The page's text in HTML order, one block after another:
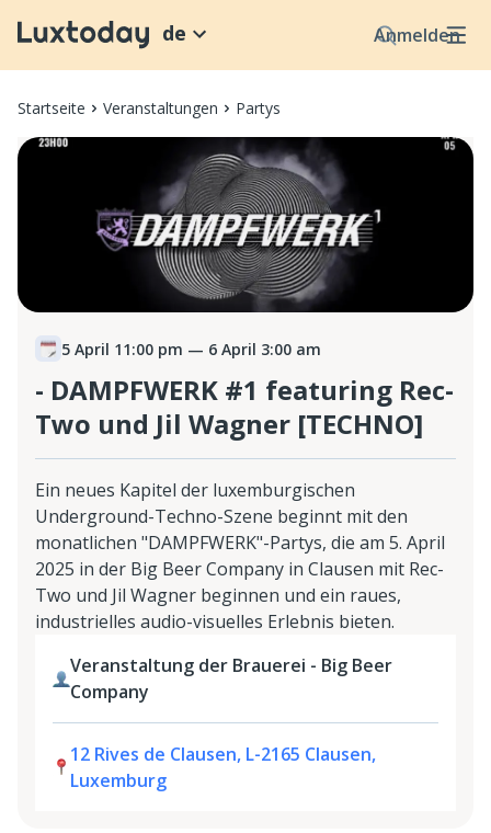
Anmelden
de
Startseite Veranstaltungen Partys
5 April 11:00 pm — 6 April 3:00 am
- DAMPFWERK #1 featuring Rec-
Two und Jil Wagner [TECHNO]
Ein neues Kapitel der luxemburgischen
Underground-Techno-Szene beginnt mit den
monatlichen "DAMPFWERK"-Partys, die am 5. April
2025 in der Big Beer Company in Clausen mit Rec-
Two und Jil Wagner beginnen und ein raues,
industrielles audio-visuelles Erlebnis bieten.
Veranstaltung der Brauerei - Big Beer
Company
12 Rives de Clausen, L-2165 Clausen,
Luxemburg